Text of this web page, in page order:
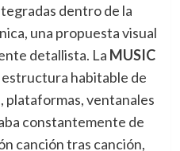
dentro de la
una propuesta visual
detallista. La MUSIC
estructura habitable de
plataformas, ventanales
constantemente de
canción tras canción,